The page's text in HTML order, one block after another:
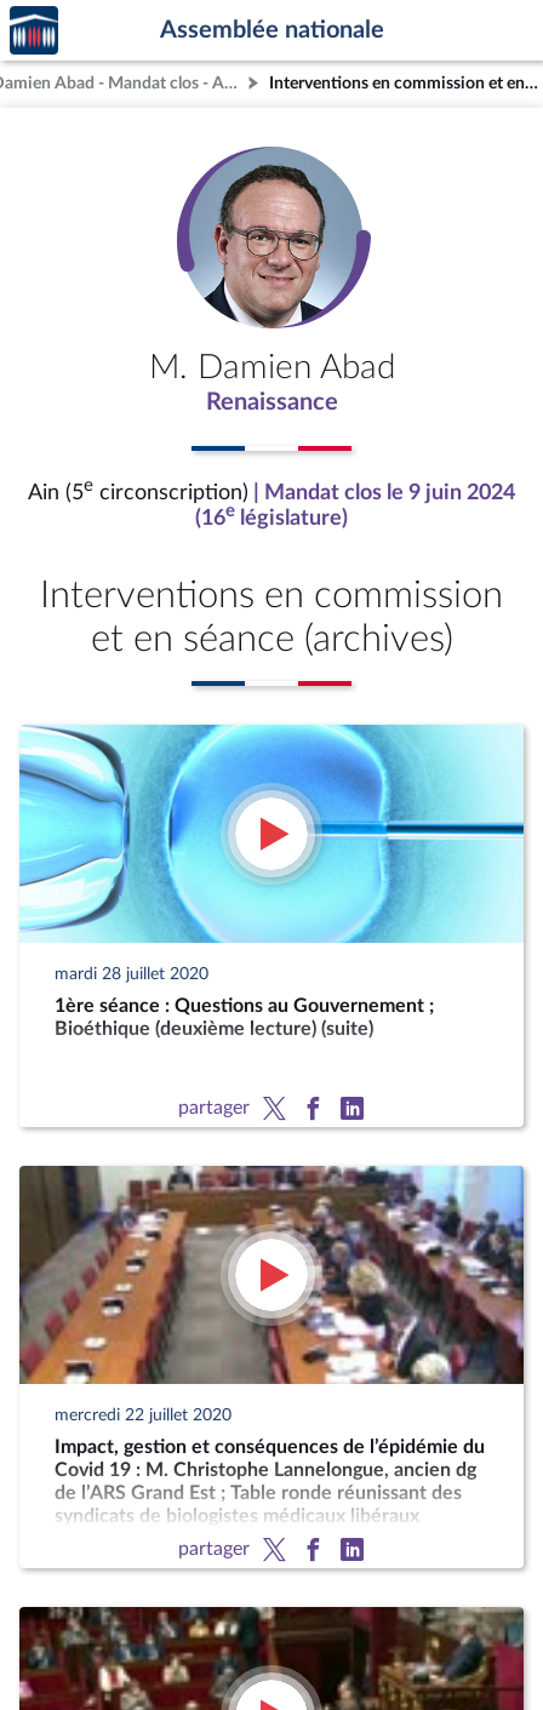
Aller au contenu
Aller en bas de la page
Accèder
à la
page
d'accueil
Assemblée nationale
M. Damien Abad - Mandat clos - Ain (5e circonscription) Interventions en commission et en séance (archives)
M. Damien Abad
Renaissance
Ain (5e circonscription)
| Mandat clos le 9 juin 2024
(16e législature)
Interventions en commission
et en séance (archives)
mardi 28 juillet 2020
1ère séance : Questions au Gouvernement ;
Bioéthique (deuxième lecture) (suite)
partager
mercredi 22 juillet 2020
Impact, gestion et conséquences de l’épidémie du
Covid 19 : M. Christophe Lannelongue, ancien dg
de l’ARS Grand Est ; Table ronde réunissant des
syndicats de biologistes médicaux libéraux
partager